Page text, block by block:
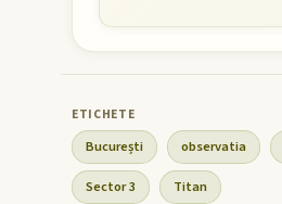
București observatia
Sector 3 Titan